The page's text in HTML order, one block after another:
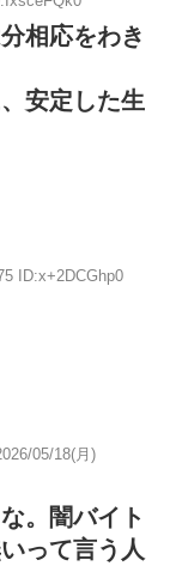
相応をわき
安定した生
ID:x+2DCGhp0
05/18(月)
。闇バイト
って言う人